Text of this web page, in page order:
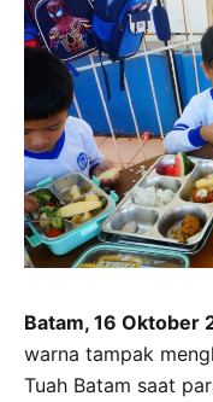
Batam, 16 Oktober
warna tampak
Tuah Batam saat